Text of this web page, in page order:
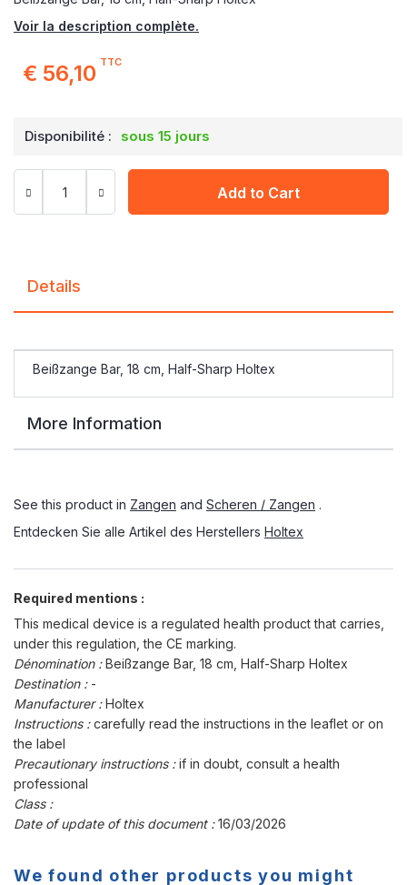
Voir la description complète.
€ 56,10 TTC
Disponibilité : sous 15 jours
Add to Cart
Details
Beißzange Bar, 18 cm, Half-Sharp Holtex
More Information
See this product in Zangen and Scheren / Zangen .
Entdecken Sie alle Artikel des Herstellers Holtex
Required mentions :
This medical device is a regulated health product that carries,
under this regulation, the CE marking.
Dénomination :Beißzange Bar, 18 cm, Half-Sharp Holtex
Destination : -
Manufacturer :Holtex
Instructions :carefully read the instructions in the leaflet or on
the label
Precautionary instructions :if in doubt, consult a health
professional
Class :
Date of update of this document :16/03/2026
We found other products you might